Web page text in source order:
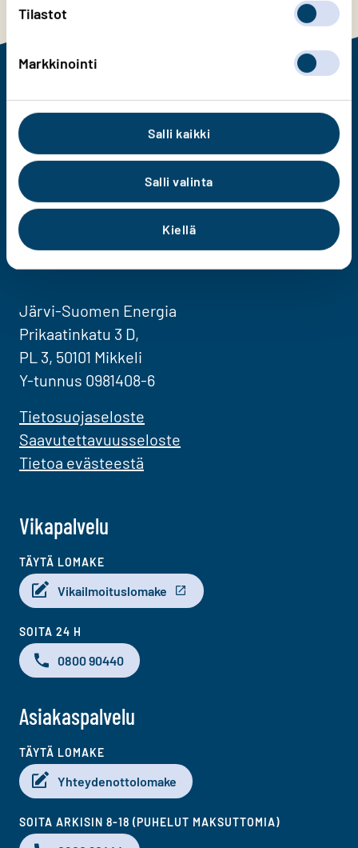
Tilastot
Markkinointi
Salli kaikki
Salli valinta
Kiellä
Järvi-Suomen Energian Facebook
Järvi-Suomen Energian LinkedIn
Järvi-Suomen Energian YouTube
Järvi-Suomen Energian Instagram
Järvi-Suomen Energia
Prikaatinkatu 3 D,
PL 3, 50101 Mikkeli
Y-tunnus 0981408-6
Tietosuojaseloste
Saavutettavuusseloste
Tietoa evästeestä
Vikapalvelu
TÄYTÄ LOMAKE
Vikailmoituslomake
SOITA 24 H
0800 90440
Asiakaspalvelu
TÄYTÄ LOMAKE
Yhteydenottolomake
SOITA ARKISIN 8-18 (PUHELUT MAKSUTTOMIA)